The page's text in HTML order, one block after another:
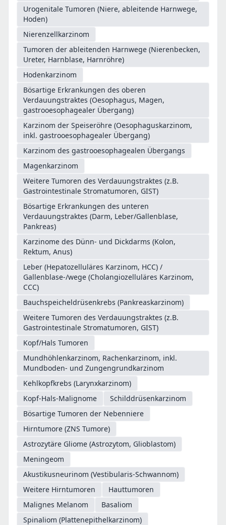
Urogenitale Tumoren (Niere, ableitende Harnwege,
Hoden)
Nierenzellkarzinom
Tumoren der ableitenden Harnwege (Nierenbecken,
Ureter, Harnblase, Harnröhre)
Hodenkarzinom
Bösartige Erkrankungen des oberen
Verdauungstraktes (Oesophagus, Magen,
gastrooesophagealer Übergang)
Karzinom der Speiseröhre (Oesophaguskarzinom,
inkl. gastrooesophagealer Übergang)
Karzinom des gastrooesophagealen Übergangs
Magenkarzinom
Weitere Tumoren des Verdauungstraktes (z.B.
Gastrointestinale Stromatumoren, GIST)
Bösartige Erkrankungen des unteren
Verdauungstraktes (Darm, Leber/Gallenblase,
Pankreas)
Karzinome des Dünn- und Dickdarms (Kolon,
Rektum, Anus)
Leber (Hepatozelluläres Karzinom, HCC) /
Gallenblase-/wege (Cholangiozelluläres Karzinom,
CCC)
Bauchspeicheldrüsenkrebs (Pankreaskarzinom)
Weitere Tumoren des Verdauungstraktes (z.B.
Gastrointestinale Stromatumoren, GIST)
Kopf/Hals Tumoren
Mundhöhlenkarzinom, Rachenkarzinom, inkl.
Mundboden- und Zungengrundkarzinom
Kehlkopfkrebs (Larynxkarzinom)
Kopf-Hals-Malignome
Schilddrüsenkarzinom
Bösartige Tumoren der Nebenniere
Hirntumore (ZNS Tumore)
Astrozytäre Gliome (Astrozytom, Glioblastom)
Meningeom
Akustikusneurinom (Vestibularis-Schwannom)
Weitere Hirntumoren
Hauttumoren
Malignes Melanom
Basaliom
Spinaliom (Plattenepithelkarzinom)